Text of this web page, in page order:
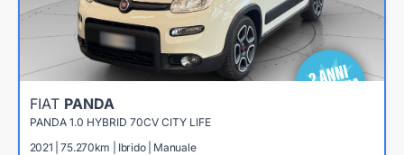
FIAT PANDA
PANDA 1.0 HYBRID 70CV CITY LIFE
2021 | 75.270km | Ibrido | Manuale